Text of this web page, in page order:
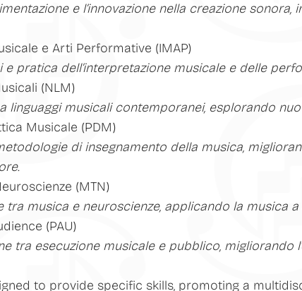
e l’innovazione nella creazione sonora,
e Arti Performative (IMAP)
e pratica dell’interpretazione musicale e delle
(NLM)
linguaggi musicali contemporanei, esplorando
Musicale (PDM)
di insegnamento della musica,
(MTN)
tra musica e neuroscienze, applicando la musica
(PAU)
tra esecuzione musicale e pubblico, migliorando
to provide specific skills, promoting a